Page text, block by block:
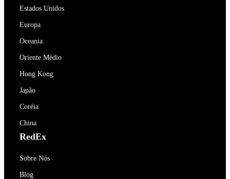
Estados Unidos
Europa
Oceania
Oriente Médio
Hong Kong
Japão
Coréia
China
RedEx
Sobre Nós
Blog